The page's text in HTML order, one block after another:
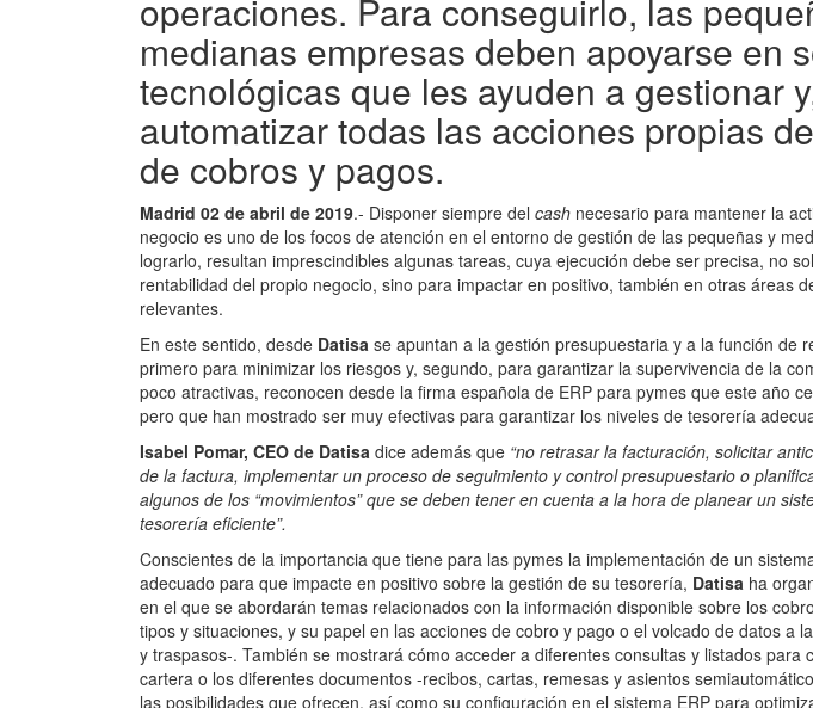
operaciones. Para conseguirlo, las
medianas empresas deben apoyarse en
tecnológicas que les ayuden a gestionar
automatizar todas las acciones propias
de cobros y pagos.
Madrid 02 de abril de 2019.- Disponer siempre del cash necesario para mantener la
negocio es uno de los focos de atención en el entorno de gestión de las pequeñas y
lograrlo, resultan imprescindibles algunas tareas, cuya ejecución debe ser precisa, no
rentabilidad del propio negocio, sino para impactar en positivo, también en otras áreas
relevantes.
En este sentido, desde Datisa se apuntan a la gestión presupuestaria y a la función de
primero para minimizar los riesgos y, segundo, para garantizar la supervivencia de la
poco atractivas, reconocen desde la firma española de ERP para pymes que este año
pero que han mostrado ser muy efectivas para garantizar los niveles de tesorería
Isabel Pomar, CEO de Datisa dice además que “no retrasar la facturación, solicitar
de la factura, implementar un proceso de seguimiento y control presupuestario o
algunos de los “movimientos” que se deben tener en cuenta a la hora de planear un
tesorería eficiente”.
Conscientes de la importancia que tiene para las pymes la implementación de un
adecuado para que impacte en positivo sobre la gestión de su tesorería, Datisa ha
en el que se abordarán temas relacionados con la información disponible sobre los
tipos y situaciones, y su papel en las acciones de cobro y pago o el volcado de datos a
y traspasos-. También se mostrará cómo acceder a diferentes consultas y listados para
cartera o los diferentes documentos -recibos, cartas, remesas y asientos
las posibilidades que ofrecen, así como su configuración en el sistema ERP para